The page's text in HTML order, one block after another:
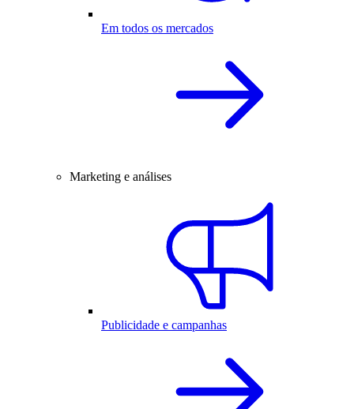
Em todos os mercados
Marketing e análises
Publicidade e campanhas